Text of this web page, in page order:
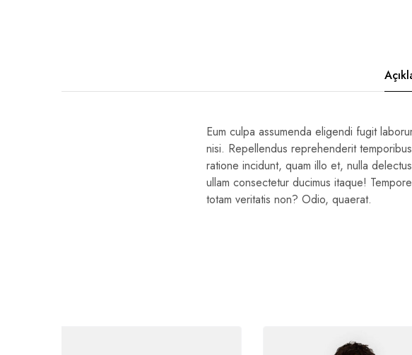
Eum culpa assumenda eligendi fugit
nisi. Repellendus reprehenderit
ratione incidunt, quam illo et, nulla
ullam consectetur ducimus itaque!
totam veritatis non? Odio, quaerat.